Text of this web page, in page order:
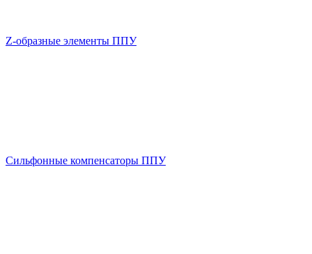
Z-образные элементы ППУ
Сильфонные компенсаторы ППУ